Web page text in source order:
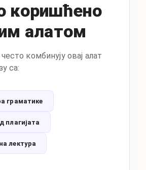
коришћено
алатом
комбинују овај алат
са:
граматике
плагијата
лектура